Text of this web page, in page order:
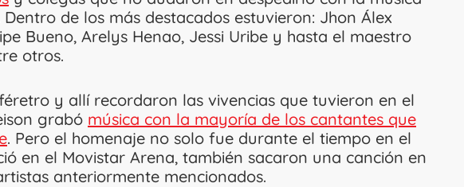
de los más destacados estuvieron: Jhon Álex
Bueno, Arelys Henao, Jessi Uribe y hasta el maestro
otros.
y allí recordaron las vivencias que tuvieron en el
grabó música con la mayoría de los cantantes que
. Pero el homenaje no solo fue durante el tiempo en el
en el Movistar Arena, también sacaron una canción en
anteriormente mencionados.